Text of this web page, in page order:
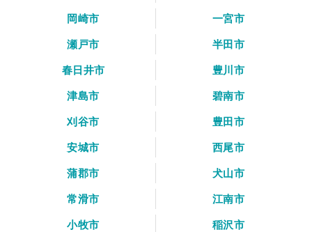
岡崎市
一宮市
瀬戸市
半田市
春日井市
豊川市
津島市
碧南市
刈谷市
豊田市
安城市
西尾市
蒲郡市
犬山市
常滑市
江南市
小牧市
稲沢市